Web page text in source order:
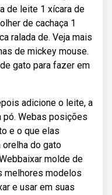
de leite 1 xícara de
de cachaça 1
ralada de. Veja mais
de mickey mouse.
gato para fazer em
adicione o leite, a
pó. Webas posições
e o que elas
do gato
molde de
melhores modelos
e usar em suas